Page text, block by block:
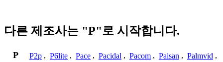
다른 제조사는 "P"로 시작합니다.
P P2p , P6lite , Pace , Pacidal , Pacom , Paisan , Palmvid ,